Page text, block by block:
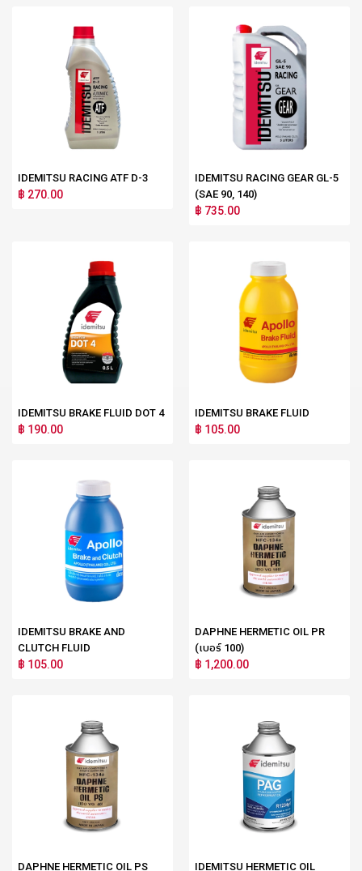
IDEMITSU RACING ATF D-3
฿ 270.00
IDEMITSU RACING GEAR GL-5
(SAE 90, 140)
฿ 735.00
IDEMITSU BRAKE FLUID DOT 4
฿ 190.00
IDEMITSU BRAKE FLUID
฿ 105.00
IDEMITSU BRAKE AND
CLUTCH FLUID
฿ 105.00
DAPHNE HERMETIC OIL PR
(เบอร์ 100)
฿ 1,200.00
DAPHNE HERMETIC OIL PS
IDEMITSU HERMETIC OIL